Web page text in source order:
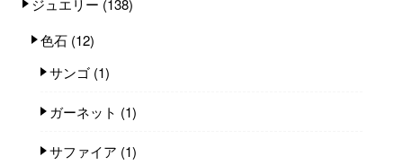
ジュエリー (138)
色石 (12)
サンゴ (1)
ガーネット (1)
サファイア (1)